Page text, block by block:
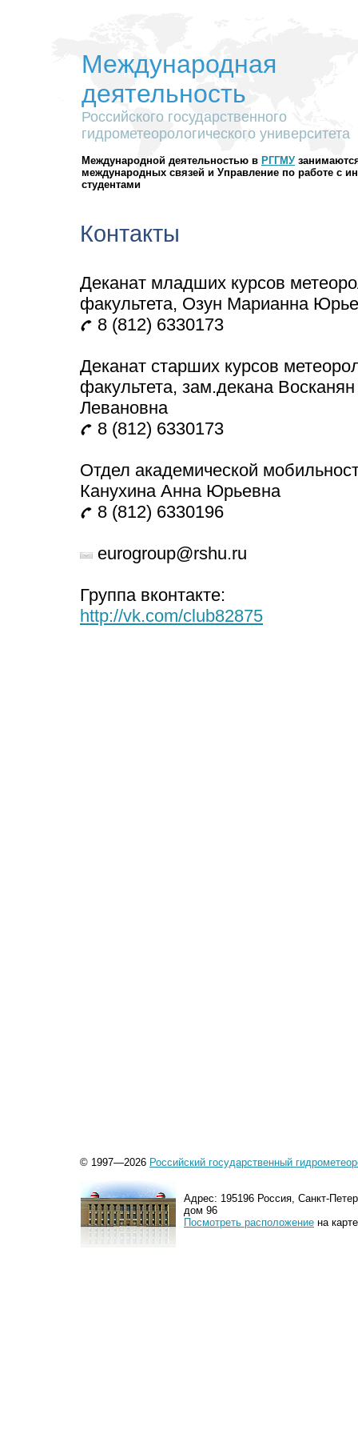
Международная
деятельность
Российского государственного
гидрометеорологического университета
Международной деятельностью в РГГМУ
международных связей и Управление по работе с
студентами
Контакты
Деканат младших курсов
факультета, Озун Марианна
8 (812) 6330173
Деканат старших курсов
факультета, зам.декана
Левановна
8 (812) 6330173
Отдел академической
Канухина Анна Юрьевна
8 (812) 6330196
eurogroup@rshu.ru
Группа вконтакте:
http://vk.com/club82875
© 1997—2026 Российский государственный
Адрес: 195196 Россия, Санкт-
дом 96
Посмотреть расположение на